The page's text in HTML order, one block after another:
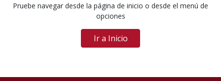
Pruebe navegar desde la página de inicio o desde el menú de
opciones
Ir a Inicio